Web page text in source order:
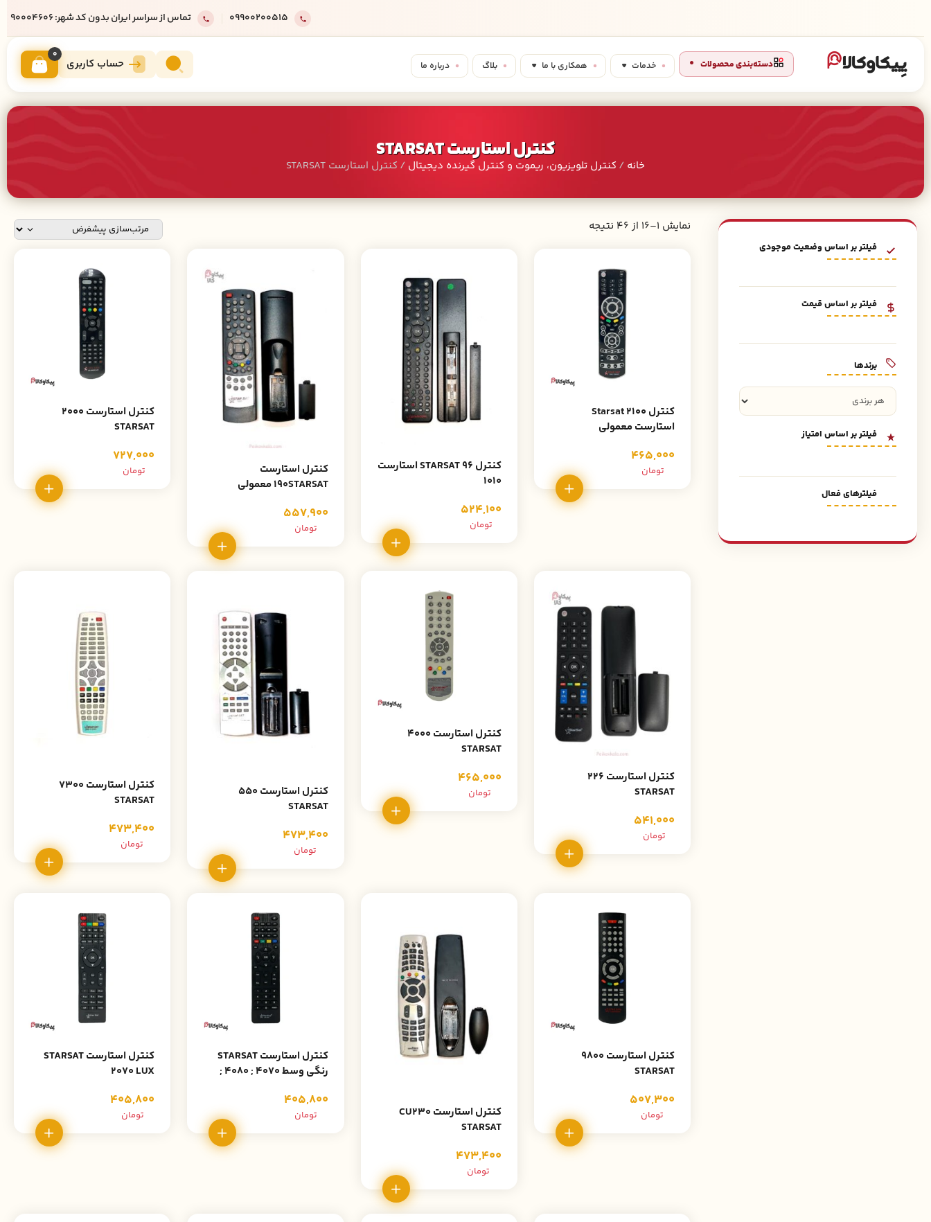
09900200515 تماس از سراسر ایران بدون کد شهر: 90004606
دسته‌بندی محصولات خدمات همکاری با ما بلاگ درباره ما حساب کاربری
0
کنترل استارست STARSAT
خانه / کنترل تلویزیون، ریموت و کنترل گیرنده دیجیتال / کنترل استارست STARSAT
فیلتر بر اساس وضعیت موجودی
فیلتر بر اساس قیمت
برند‌ها
فیلتر بر اساس امتیاز
فیلترهای فعال
نمایش 1–16 از 46 نتیجه
کنترل Starsat 2100
استارست معمولی
465,000
تومان
کنترل STARSAT 96 استارست
1010
524,100
تومان
کنترل استارست
190STARSAT معمولی
557,900
تومان
کنترل استارست 2000
STARSAT
727,000
تومان
کنترل استارست 226
STARSAT
541,000
تومان
کنترل استارست 4000
STARSAT
465,000
تومان
کنترل استارست 550
STARSAT
473,400
تومان
کنترل استارست 7300
STARSAT
473,400
تومان
کنترل استارست 9800
STARSAT
507,300
تومان
کنترل استارست CU230
STARSAT
473,400
تومان
کنترل استارست STARSAT
رنگی وسط 4070 ; 4080 ;
405,800
تومان
کنترل استارست STARSAT
2070 LUX
405,800
تومان